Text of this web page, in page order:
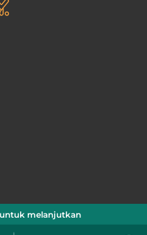
melanjutkan